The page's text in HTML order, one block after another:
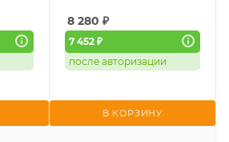
8 280 ₽
7 452 ₽
после авторизации
В КОРЗИНУ